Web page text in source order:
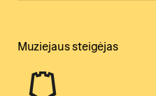
Muziejaus steigėjas